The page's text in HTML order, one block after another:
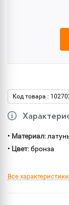
Код товара :
• Материал:
• Цвет: бронза
Все характеристики